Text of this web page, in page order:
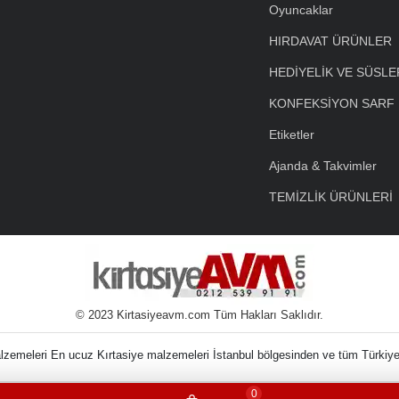
Oyuncaklar
HIRDAVAT ÜRÜNLER
HEDİYELİK VE
KONFEKSİYON
Etiketler
Ajanda & Takvimler
TEMİZLİK ÜRÜNLERİ
© 2023 Kirtasiyeavm.com Tüm Hakları Saklıdır.
Kırtasiye
0